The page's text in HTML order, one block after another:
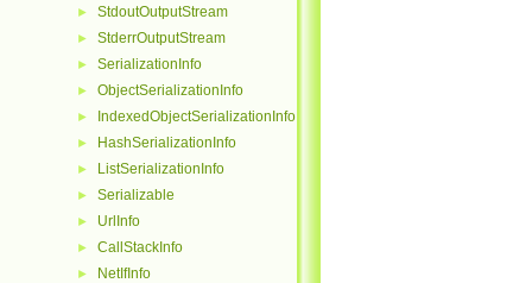
► StdoutOutputStream
► StderrOutputStream
► SerializationInfo
► ObjectSerializationInfo
► IndexedObjectSerializationInfo
► HashSerializationInfo
► ListSerializationInfo
► Serializable
► UrlInfo
► CallStackInfo
► NetIfInfo